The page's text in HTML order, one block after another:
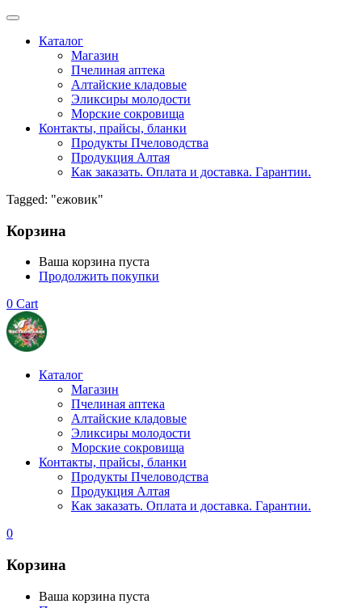
Каталог
Магазин
Пчелиная аптека
Алтайские кладовые
Эликсиры молодости
Морские сокровища
Контакты, прайсы, бланки
Продукты Пчеловодства
Продукция Алтая
Как заказать. Оплата и доставка. Гарантии.
Tagged: "ежовик"
Корзина
Ваша корзина пуста
Продолжить покупки
0 Cart
Каталог
Магазин
Пчелиная аптека
Алтайские кладовые
Эликсиры молодости
Морские сокровища
Контакты, прайсы, бланки
Продукты Пчеловодства
Продукция Алтая
Как заказать. Оплата и доставка. Гарантии.
0
Корзина
Ваша корзина пуста